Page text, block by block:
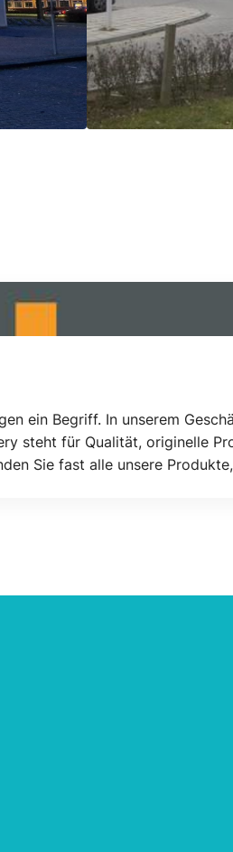
ein Begriff. In unserem
steht für Qualität, originelle
Sie fast alle unsere